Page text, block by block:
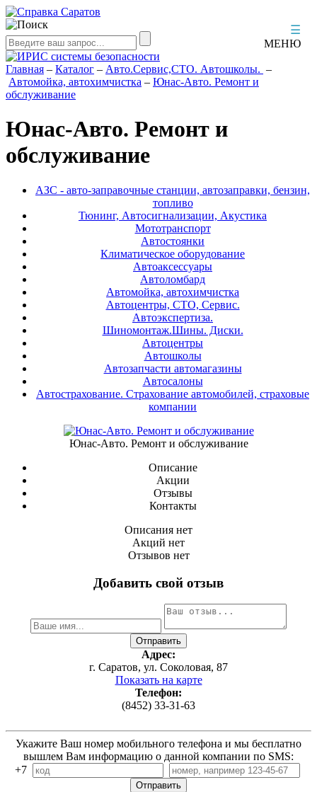
☰
МЕНЮ
Главная – Каталог – Авто.Сервис,СТО. Автошколы. –
Автомойка, автохимчистка – Юнас-Авто. Ремонт и
обслуживание
Юнас-Авто. Ремонт и
обслуживание
АЗС - авто-заправочные станции, автозаправки, бензин,
топливо
Тюнинг, Автосигнализации, Акустика
Мототранспорт
Автостоянки
Климатическое оборудование
Автоаксессуары
Автоломбард
Автомойка, автохимчистка
Автоцентры, СТО, Сервис.
Автоэкспертиза.
Шиномонтаж.Шины. Диски.
Автоцентры
Автошколы
Автозапчасти автомагазины
Автосалоны
Автострахование. Страхование автомобилей, страховые
компании
Юнас-Авто. Ремонт и обслуживание
Описание
Акции
Отзывы
Контакты
Описания нет
Акций нет
Отзывов нет
Добавить свой отзыв
Адрес:
г. Саратов, ул. Соколовая, 87
Показать на карте
Телефон:
(8452) 33-31-63
Укажите Ваш номер мобильного телефона и мы бесплатно
вышлем Вам информацию о данной компании по SMS:
+7